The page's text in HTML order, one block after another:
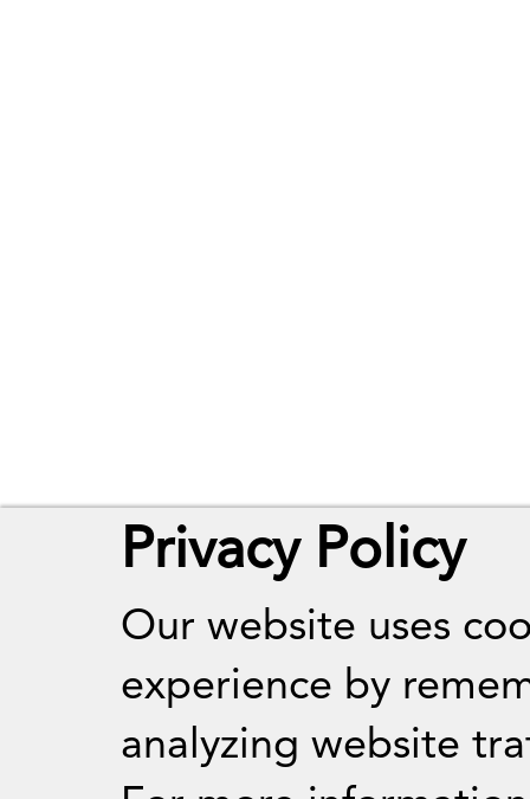
Privacy Policy
Our website uses
experience by
analyzing website